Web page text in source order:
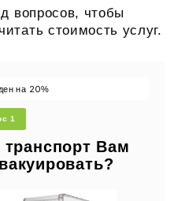
вопросов, чтобы
стоимость услуг.
на 20%
1
Вам